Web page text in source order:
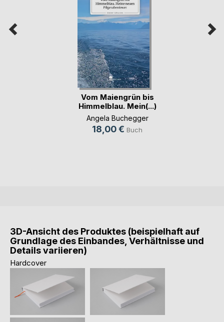
Vom Maiengrün bis
Himmelblau. Mein(...)
Angela Buchegger
18,00 € Buch
3D-Ansicht des Produktes (beispielhaft auf
Grundlage des Einbandes, Verhältnisse und
Details variieren)
Hardcover